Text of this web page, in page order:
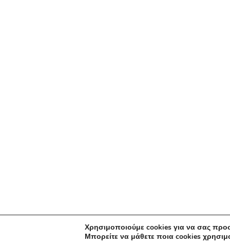
Χρησιμοποιούμε cookies για να σας
Μπορείτε να μάθετε ποια cookies